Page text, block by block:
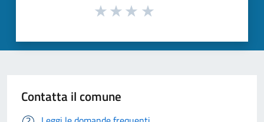
Contatta il comune